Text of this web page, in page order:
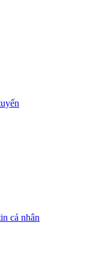
cá nhân